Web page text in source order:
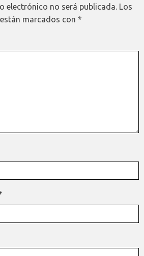
electrónico no será publicada. Los
marcados con *